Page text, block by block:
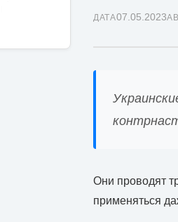
ДАТА07.05.2023
Они проводят
применяться